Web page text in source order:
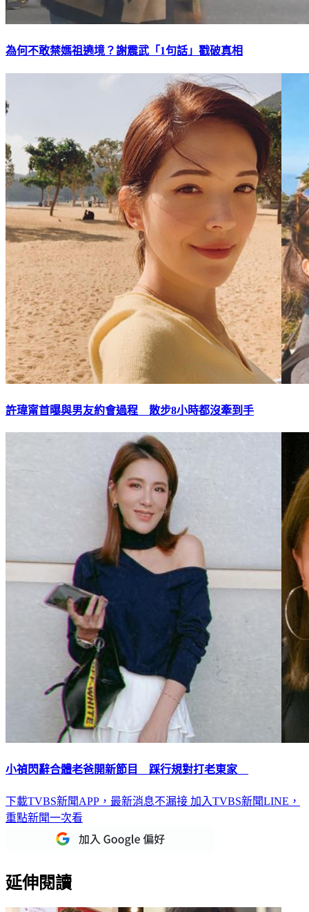
為何不敢禁媽祖遶境？謝震武「1句話」戳破真相
許瑋甯首曝與男友約會過程 散步8小時都沒牽到手
小禎閃辭合體老爸開新節目 踩行規對打老東家
下載TVBS新聞APP，最新消息不漏接 加入TVBS新聞LINE，
重點新聞一次看
延伸閱讀